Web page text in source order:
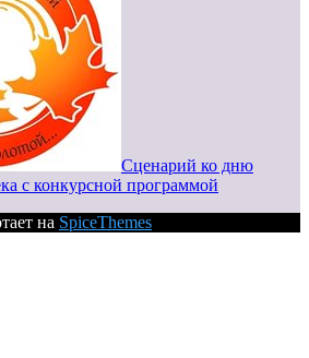
Сценарий ко дню
с конкурсной программой
на SpiceThemes